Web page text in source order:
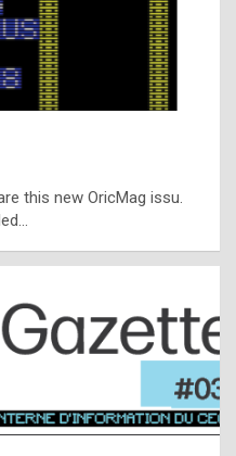
s
this new OricMag issu.